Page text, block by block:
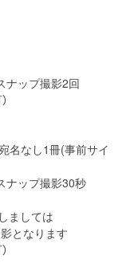
ナップ撮影2回
名なし1冊(事前サイ
ナップ撮影30秒
ましては
となります